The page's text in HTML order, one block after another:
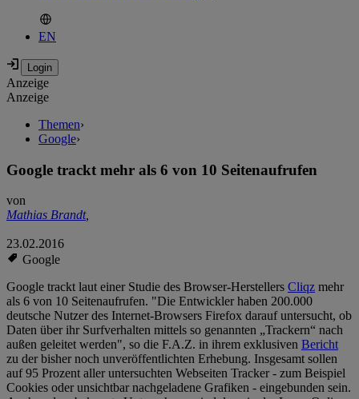
EN
Anzeige
Anzeige
Themen›
Google›
Google trackt mehr als 6 von 10 Seitenaufrufen
von
Mathias Brandt,
23.02.2016
Google
Google trackt laut einer Studie des Browser-Herstellers Cliqz mehr
als 6 von 10 Seitenaufrufen. "Die Entwickler haben 200.000
deutsche Nutzer des Internet-Browsers Firefox darauf untersucht, ob
Daten über ihr Surfverhalten mittels so genannten „Trackern“ nach
außen geleitet werden", so die F.A.Z. in ihrem exklusiven Bericht
zu der bisher noch unveröffentlichten Erhebung. Insgesamt sollen
auf 95 Prozent aller untersuchten Webseiten Tracker - zum Beispiel
Cookies oder unsichtbar nachgeladene Grafiken - eingebunden sein.